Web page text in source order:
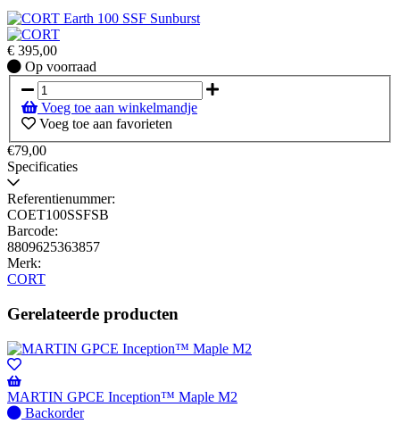
€ 395,00
Op
voorraad
Op voorraad
Voeg toe aan winkelmandje
Voeg toe aan favorieten
€79,00
Specificaties
Referentienummer:
COET100SSFSB
Barcode:
8809625363857
Merk:
CORT
Gerelateerde producten
MARTIN GPCE Inception™ Maple M2
Niet
Backorder